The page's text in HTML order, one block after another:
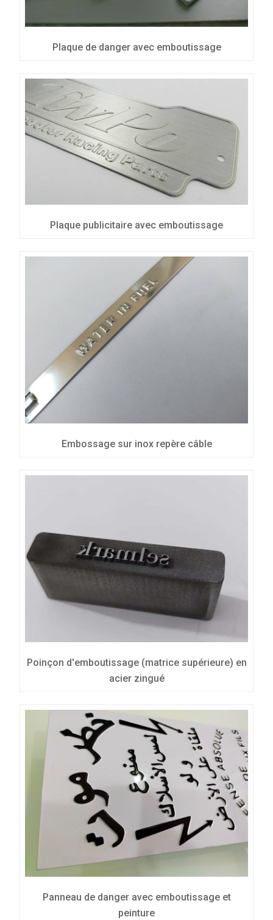
Plaque de danger avec emboutissage
Plaque publicitaire avec emboutissage
Embossage sur inox repère câble
Poinçon d'emboutissage (matrice supérieure) en
acier zingué
Panneau de danger avec emboutissage et
peinture